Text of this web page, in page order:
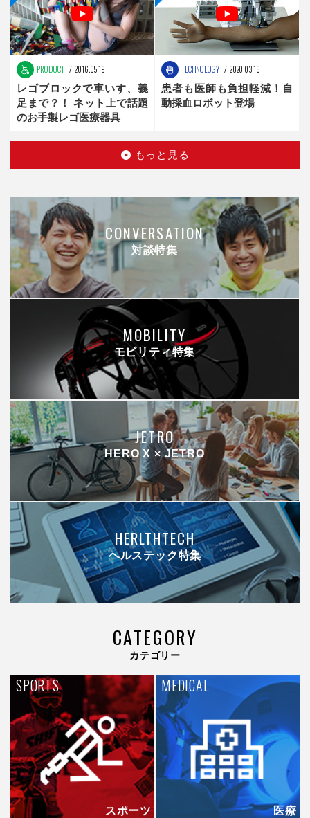
PRODUCT 2016.05.19
レゴブロックで車いす、義
足まで？！ ネット上で話題
のお手製レゴ医療器具
TECHNOLOGY 2020.03.16
患者も医師も負担軽減！自
動採血ロボット登場
もっと見る
CONVERSATION
対談特集
MOBILITY
モビリティ特集
JETRO
HERO X × JETRO
HERLTHTECH
ヘルステック特集
CATEGORY
カテゴリー
スポーツ
SPORTS
医療
MEDICAL